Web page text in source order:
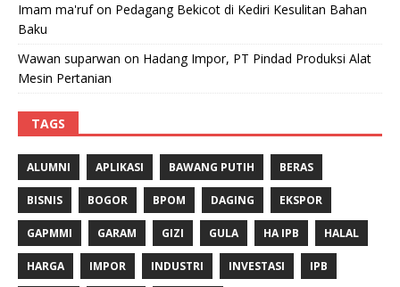
Imam ma'rufon Pedagang Bekicot di Kediri Kesulitan Bahan
Baku
Wawan suparwan on Hadang Impor, PT Pindad Produksi Alat
Mesin Pertanian
TAGS
ALUMNI APLIKASI BAWANG PUTIH BERAS
BISNIS BOGOR BPOM DAGING EKSPOR
GAPMMI GARAM GIZI GULA HA IPB HALAL
HARGA IMPOR INDUSTRI INVESTASI IPB